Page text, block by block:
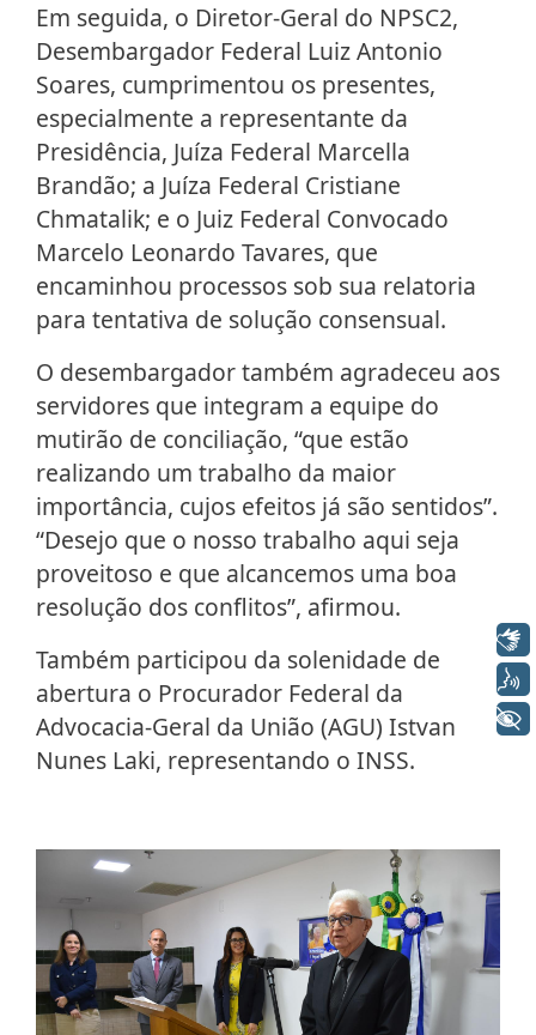
Em seguida, o Diretor-Geral do NPSC2,
Desembargador Federal Luiz Antonio
Soares, cumprimentou os presentes,
especialmente a representante da
Presidência, Juíza Federal Marcella
Brandão; a Juíza Federal Cristiane
Chmatalik; e o Juiz Federal Convocado
Marcelo Leonardo Tavares, que
encaminhou processos sob sua relatoria
para tentativa de solução consensual.
O desembargador também agradeceu aos
servidores que integram a equipe do
mutirão de conciliação, “que estão
realizando um trabalho da maior
importância, cujos efeitos já são sentidos”.
“Desejo que o nosso trabalho aqui seja
proveitoso e que alcancemos uma boa
resolução dos conflitos”, afirmou.
Também participou da solenidade de
abertura o Procurador Federal da
Advocacia-Geral da União (AGU) Istvan
Nunes Laki, representando o INSS.
+ Acessibilidade